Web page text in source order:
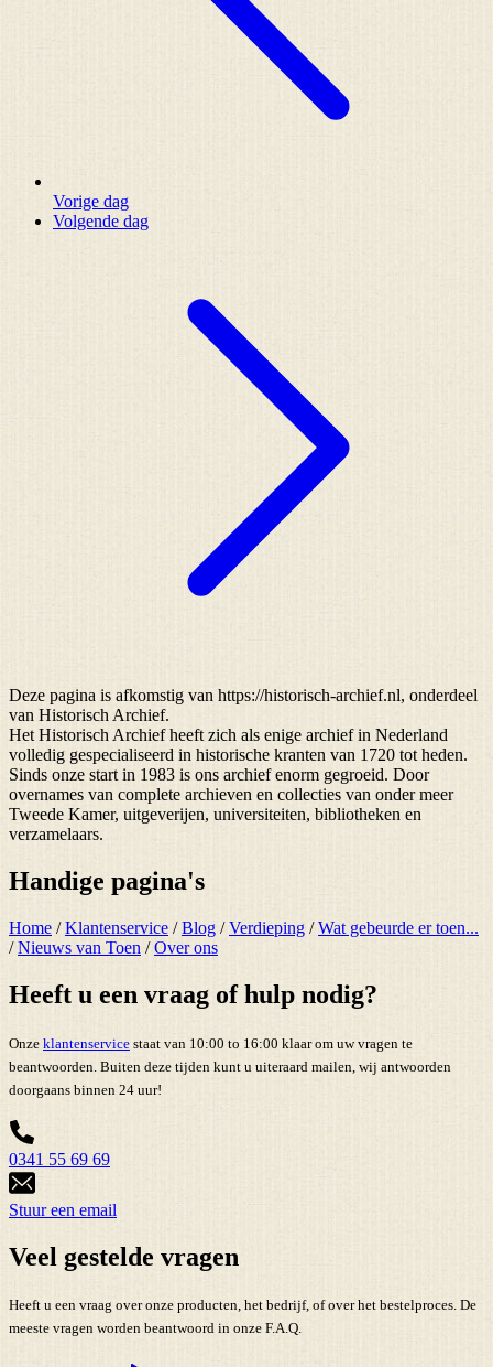
Vorige dag
Volgende dag
Deze pagina is afkomstig van https://historisch-archief.nl, onderdeel
van Historisch Archief.
Het Historisch Archief heeft zich als enige archief in Nederland
volledig gespecialiseerd in historische kranten van 1720 tot heden.
Sinds onze start in 1983 is ons archief enorm gegroeid. Door
overnames van complete archieven en collecties van onder meer
Tweede Kamer, uitgeverijen, universiteiten, bibliotheken en
verzamelaars.
Handige pagina's
Home /Klantenservice /Blog /Verdieping /Wat gebeurde er toen...
/Nieuws van Toen /Over ons
Heeft u een vraag of hulp nodig?
Onze klantenservice staat van 10:00 to 16:00 klaar om uw vragen te
beantwoorden. Buiten deze tijden kunt u uiteraard mailen, wij antwoorden
doorgaans binnen 24 uur!
0341 55 69 69
Stuur een email
Veel gestelde vragen
Heeft u een vraag over onze producten, het bedrijf, of over het bestelproces. De
meeste vragen worden beantwoord in onze F.A.Q.